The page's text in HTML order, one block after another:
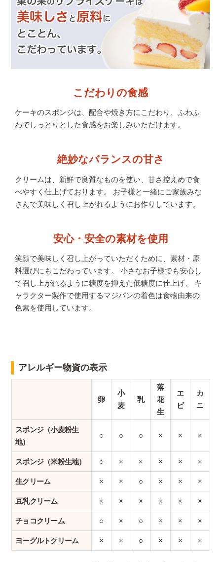
こだわりの食感
ケーキのスポンジは、配合や焼き方にこだわり、 ふわふ
わでしっとりとした食感をお楽しみいただけます。
絶妙なバランスの甘さ
クリームは、新鮮で良質なものを使い、甘さ控えめで食
べやすく仕上げております。 お子様と一緒にご家族みな
さんで美味しく召し上がれるようにお作りしています。
安心・安全の素材を使用
笑顔で美味しく召し上がっていただくために、素材・原
料選びにもこだわっています。 小さなお子様でも安心し
て召し上がれるように糖度を抑えた低糖度に仕上げ、 キ
ャラクター製作で使用するマジパンの着色は食物由来の
色素を使用しています。
アレルギー物資の表示
卵
小
麦
乳
落
花
生
エ
ビ
カ
ニ
スポンジ（小麦粉生
地）
○ ○ ○ × × ×
スポンジ（米粉生地） ○ × × × × ×
生クリーム × × ○ × × ×
豆乳クリーム × × × × × ×
チョコクリーム ○ × ○ × × ×
ヨーグルトクリーム × × ○ × × ×